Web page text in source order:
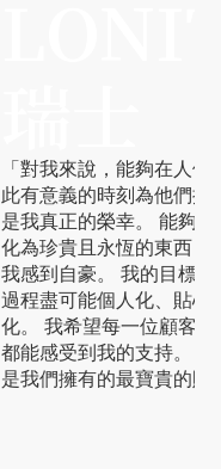
「對我來說，能夠在人們
此有意義的時刻為他們提
是我真正的榮幸。 能夠
化為珍貴且永恆的東西 -
我感到自豪。 我的目標
過程盡可能個人化、貼心
化。 我希望每一位顧客
都能感受到我的支持。
是我們擁有的最寶貴的財